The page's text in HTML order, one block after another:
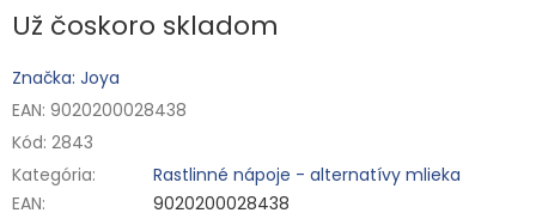
cena:
Už čoskoro skladom
Značka: Joya
EAN: 9020200028438
Kód: 2843
Kategória:
Rastlinné nápoje - alternatívy mlieka
EAN:
9020200028438